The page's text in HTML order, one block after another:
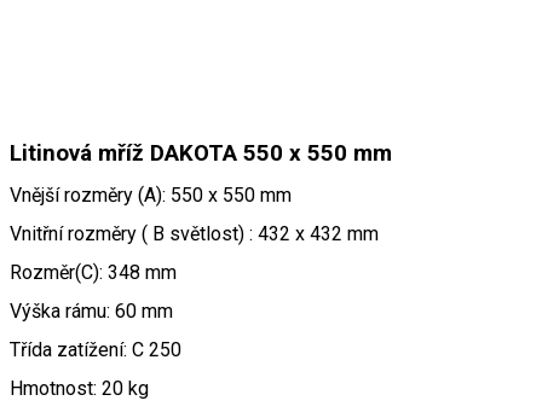
Litinová mříž DAKOTA 550 x 550 mm
Vnější rozměry (A): 550 x 550 mm
Vnitřní rozměry ( B světlost) : 432 x 432 mm
Rozměr(C): 348 mm
Výška rámu: 60 mm
Třída zatížení: C 250
Hmotnost: 20 kg